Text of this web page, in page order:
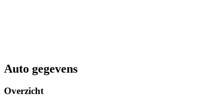
Auto gegevens
Overzicht